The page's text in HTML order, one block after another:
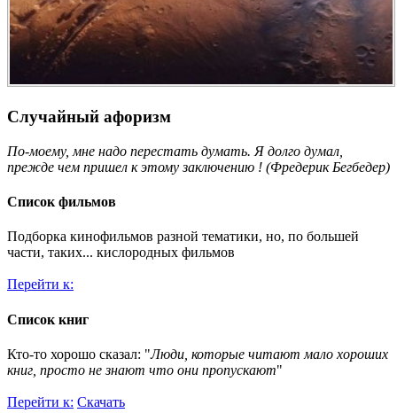
Случайный афоризм
По-моему, мне надо перестать думать. Я долго думал,
прежде чем пришел к этому заключению ! (Фредерик Бегбедер)
Список фильмов
Подборка кинофильмов разной тематики, но, по большей
части, таких... кислородных фильмов
Перейти к:
Список книг
Кто-то хорошо сказал: "Люди, которые читают мало хороших
книг, просто не знают что они пропускают"
Перейти к: Скачать